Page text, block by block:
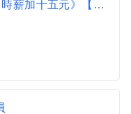
《即將開幕 時薪240元起、六日時薪加十五元》【日商壽司郎】台北大巨蛋店-兼職人員★歡迎二度就業、學生實習★